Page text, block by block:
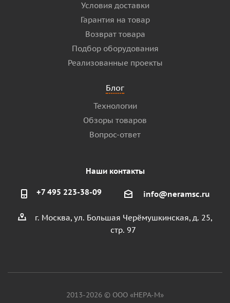
Условия доставки
Гарантия на товар
Возврат товара
Подбор оборудования
Реализованные проекты
Блог
Технологии
Обзоры товаров
Вопрос-ответ
Наши контакты
+7 495 223-38-09 info@neramsc.ru
г. Москва, ул. Большая Черёмушкинская, д. 25,
стр. 97
2013-2026 © ООО «НЕРА-М»